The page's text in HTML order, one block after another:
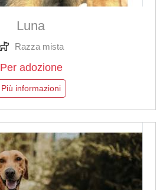
Luna
Razza mista
Per adozione
Più informazioni